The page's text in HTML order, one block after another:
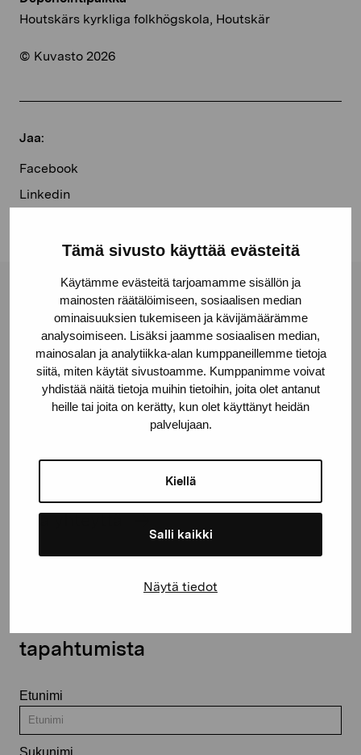
Tämä sivusto käyttää evästeitä
Käytämme evästeitä tarjoamamme sisällön ja
mainosten räätälöimiseen, sosiaalisen median
ominaisuuksien tukemiseen ja kävijämäärämme
analysoimiseen. Lisäksi jaamme sosiaalisen median,
mainosalan ja analytiikka-alan kumppaneillemme tietoja
siitä, miten käytät sivustoamme. Kumppanimme voivat
yhdistää näitä tietoja muihin tietoihin, joita olet antanut
heille tai joita on kerätty, kun olet käyttänyt heidän
palvelujaan.
Kiellä
Salli kaikki
Näytä tiedot
Houtskärs kyrkliga folkhögskola, Houtskär
© Kuvasto 2026
Jaa:
Facebook
Linkedin
Pro Artibus -säätiö
Kustaa Vaasan katu 11
10600 Tammisaari
proartibus@proartibus.fi
Ota yhteyttä
tapahtumista
Etunimi
Sukunimi